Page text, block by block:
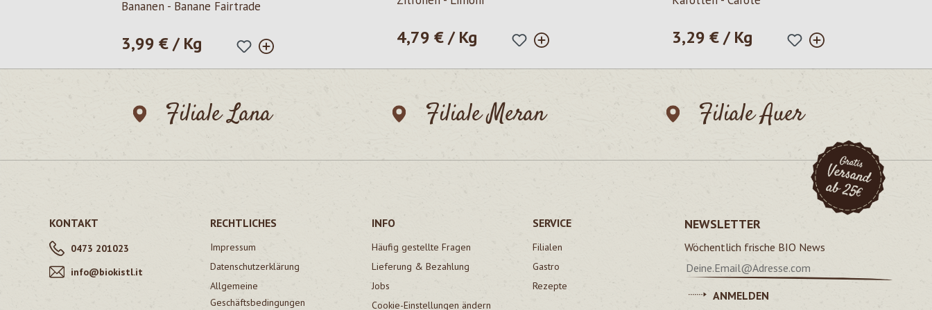
Bananen - Banane Fairtrade
Regulärer Preis:
3,99 € / Kg Regulärer Preis:
4,79 € / Kg Regulärer Preis:
3,29 € / Kg
Filiale Lana Filiale Meran Filiale Auer
KONTAKT
0473 201023
info@biokistl.it
RECHTLICHES
Impressum
Datenschutzerklärung
Allgemeine
Geschäftsbedingungen
INFO
Häufig gestellte Fragen
Lieferung & Bezahlung
Jobs
Cookie-Einstellungen ändern
SERVICE
Filialen
Gastro
Rezepte
NEWSLETTER
Wöchentlich frische BIO News
ANMELDEN